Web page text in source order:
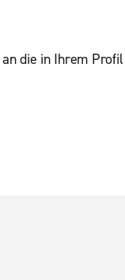
die in Ihrem